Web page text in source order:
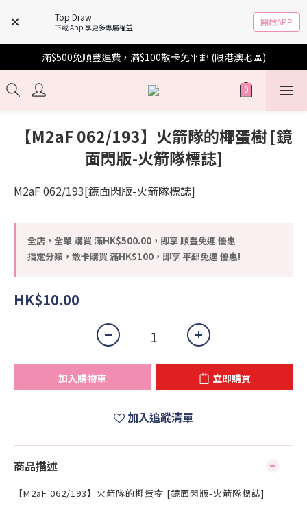
Top Draw
下載 App 享更多專屬權益 開啟APP
滿$500免順豐運費，滿$100散卡免平郵 (限港澳地區)
【M2aF 062/193】火箭隊的椰蛋樹 [鏡
面閃版-火箭隊標誌]
M2aF 062/193[鏡面閃版-火箭隊標誌]
全店，全單 購買 滿HK$500.00，即享 順豐免運 優惠
指定分類，散卡購買 滿HK$100，即享 平郵免運 優惠!
HK$10.00
加入購物車 立即購買
加入追蹤清單
商品描述
【M2aF 062/193】火箭隊的椰蛋樹 [鏡面閃版-火箭隊標誌]